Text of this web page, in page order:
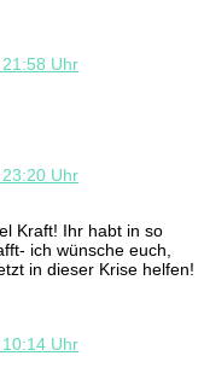
Uhr
Uhr
Kraft! Ihr habt in so
ich wünsche euch,
in dieser Krise helfen!
Uhr